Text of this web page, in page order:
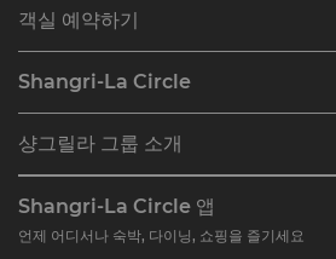
객실 예약하기
예약 찾기
레스토랑 및 바
Shangri-La Circle
Shangri-La Circle 가입하기
자주 묻는 질문
문의하기
샹그릴라 그룹 소개
호텔 브랜드
레지던스
채용
글로벌 시티즌십
Shangri-La Circle 앱
언제 어디서나 숙박, 다이닝, 쇼핑을 즐기세요